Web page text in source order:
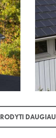
RODYTI DAUGIAU